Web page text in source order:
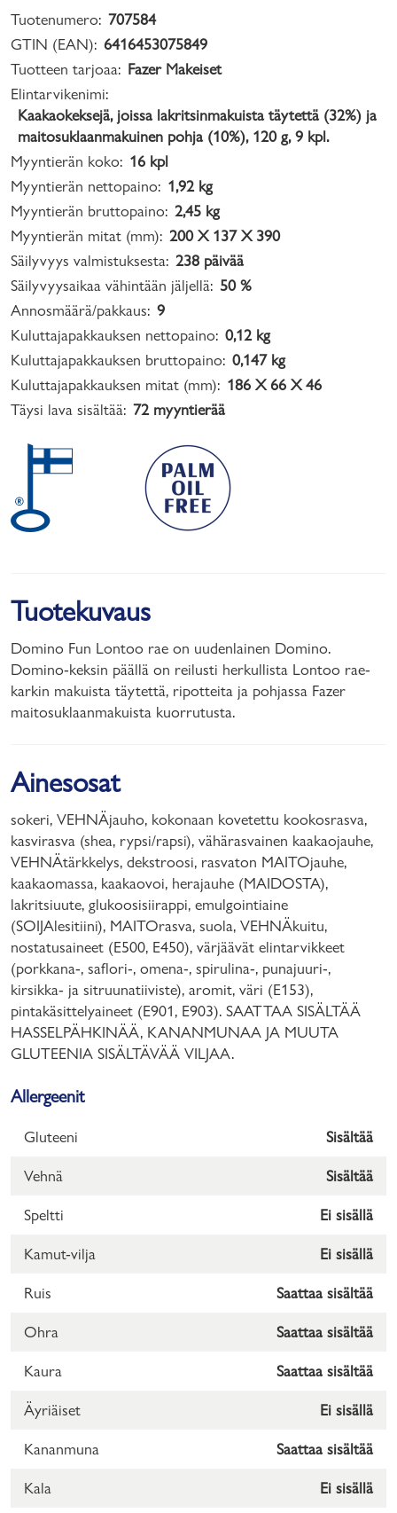
Tuotenumero: 707584
GTIN (EAN): 6416453075849
Tuotteen tarjoaa: Fazer Makeiset
Elintarvikenimi:
Kaakaokeksejä, joissa lakritsinmakuista täytettä (32%) ja
maitosuklaanmakuinen pohja (10%), 120 g, 9 kpl.
Myyntierän koko: 16 kpl
Myyntierän nettopaino: 1,92 kg
Myyntierän bruttopaino: 2,45 kg
Myyntierän mitat (mm): 200 X 137 X 390
Säilyvyys valmistuksesta: 238 päivää
Säilyvyysaikaa vähintään jäljellä: 50 %
Annosmäärä/pakkaus: 9
Kuluttajapakkauksen nettopaino: 0,12 kg
Kuluttajapakkauksen bruttopaino: 0,147 kg
Kuluttajapakkauksen mitat (mm): 186 X 66 X 46
Täysi lava sisältää: 72 myyntierää
Tuotekuvaus
Domino Fun Lontoo rae on uudenlainen Domino.
Domino-keksin päällä on reilusti herkullista Lontoo rae-
karkin makuista täytettä, ripotteita ja pohjassa Fazer
maitosuklaanmakuista kuorrutusta.
Ainesosat
sokeri, VEHNÄjauho, kokonaan kovetettu kookosrasva,
kasvirasva (shea, rypsi/rapsi), vähärasvainen kaakaojauhe,
VEHNÄtärkkelys, dekstroosi, rasvaton MAITOjauhe,
kaakaomassa, kaakaovoi, herajauhe (MAIDOSTA),
lakritsiuute, glukoosisiirappi, emulgointiaine
(SOIJAlesitiini), MAITOrasva, suola, VEHNÄkuitu,
nostatusaineet (E500, E450), värjäävät elintarvikkeet
(porkkana-, saflori-, omena-, spirulina-, punajuuri-,
kirsikka- ja sitruunatiiviste), aromit, väri (E153),
pintakäsittelyaineet (E901, E903). SAATTAA SISÄLTÄÄ
HASSELPÄHKINÄÄ, KANANMUNAA JA MUUTA
GLUTEENIA SISÄLTÄVÄÄ VILJAA.
Allergeenit
Gluteeni Sisältää
Vehnä Sisältää
Speltti Ei sisällä
Kamut-vilja Ei sisällä
Ruis Saattaa sisältää
Ohra Saattaa sisältää
Kaura Saattaa sisältää
Äyriäiset Ei sisällä
Kananmuna Saattaa sisältää
Kala Ei sisällä